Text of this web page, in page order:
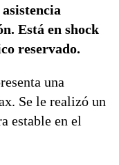
Está en shock
reservado.
una
Se le realizó un
estable en el